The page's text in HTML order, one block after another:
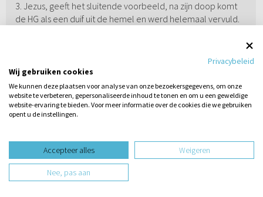
3. Jezus, geeft het sluitende voorbeeld, na zijn doop komt
de HG als een duif uit de hemel en werd helemaal vervuld.
relatie en afstemming met de Vader zijn. De apostelen hierin
tegen waren eerst zo menselijk en zondig als wij maar zullen
als eerste Jezus aannemen en zich laten onderrichten.
Jezus laat ze kiezen (wie denk je dat ik ben) en duidelijk
weten dat Hij uiteindelijk voor hen (en ons) bidt zodat de
HG. Als een wind (HG) valt Hij op ze en er komen tongen van
vuur. De oude tempel was afgedaan en nieuwe tempels
werden ontstoken… Elke dode geest wordt zo door de
een vraag
Privacybeleid
Wij gebruiken cookies
We kunnen deze plaatsen voor analyse van onze bezoekersgegevens, om onze
website te verbeteren, gepersonaliseerde inhoud te tonen en om u een geweldige
website-ervaring te bieden. Voor meer informatie over de cookies die we gebruiken
opent u de instellingen.
Accepteer alles Weigeren
Nee, pas aan